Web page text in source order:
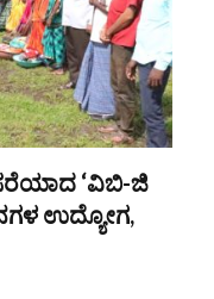
‘ವಿಬಿ-ಜಿ
ಉದ್ಯೋಗ,